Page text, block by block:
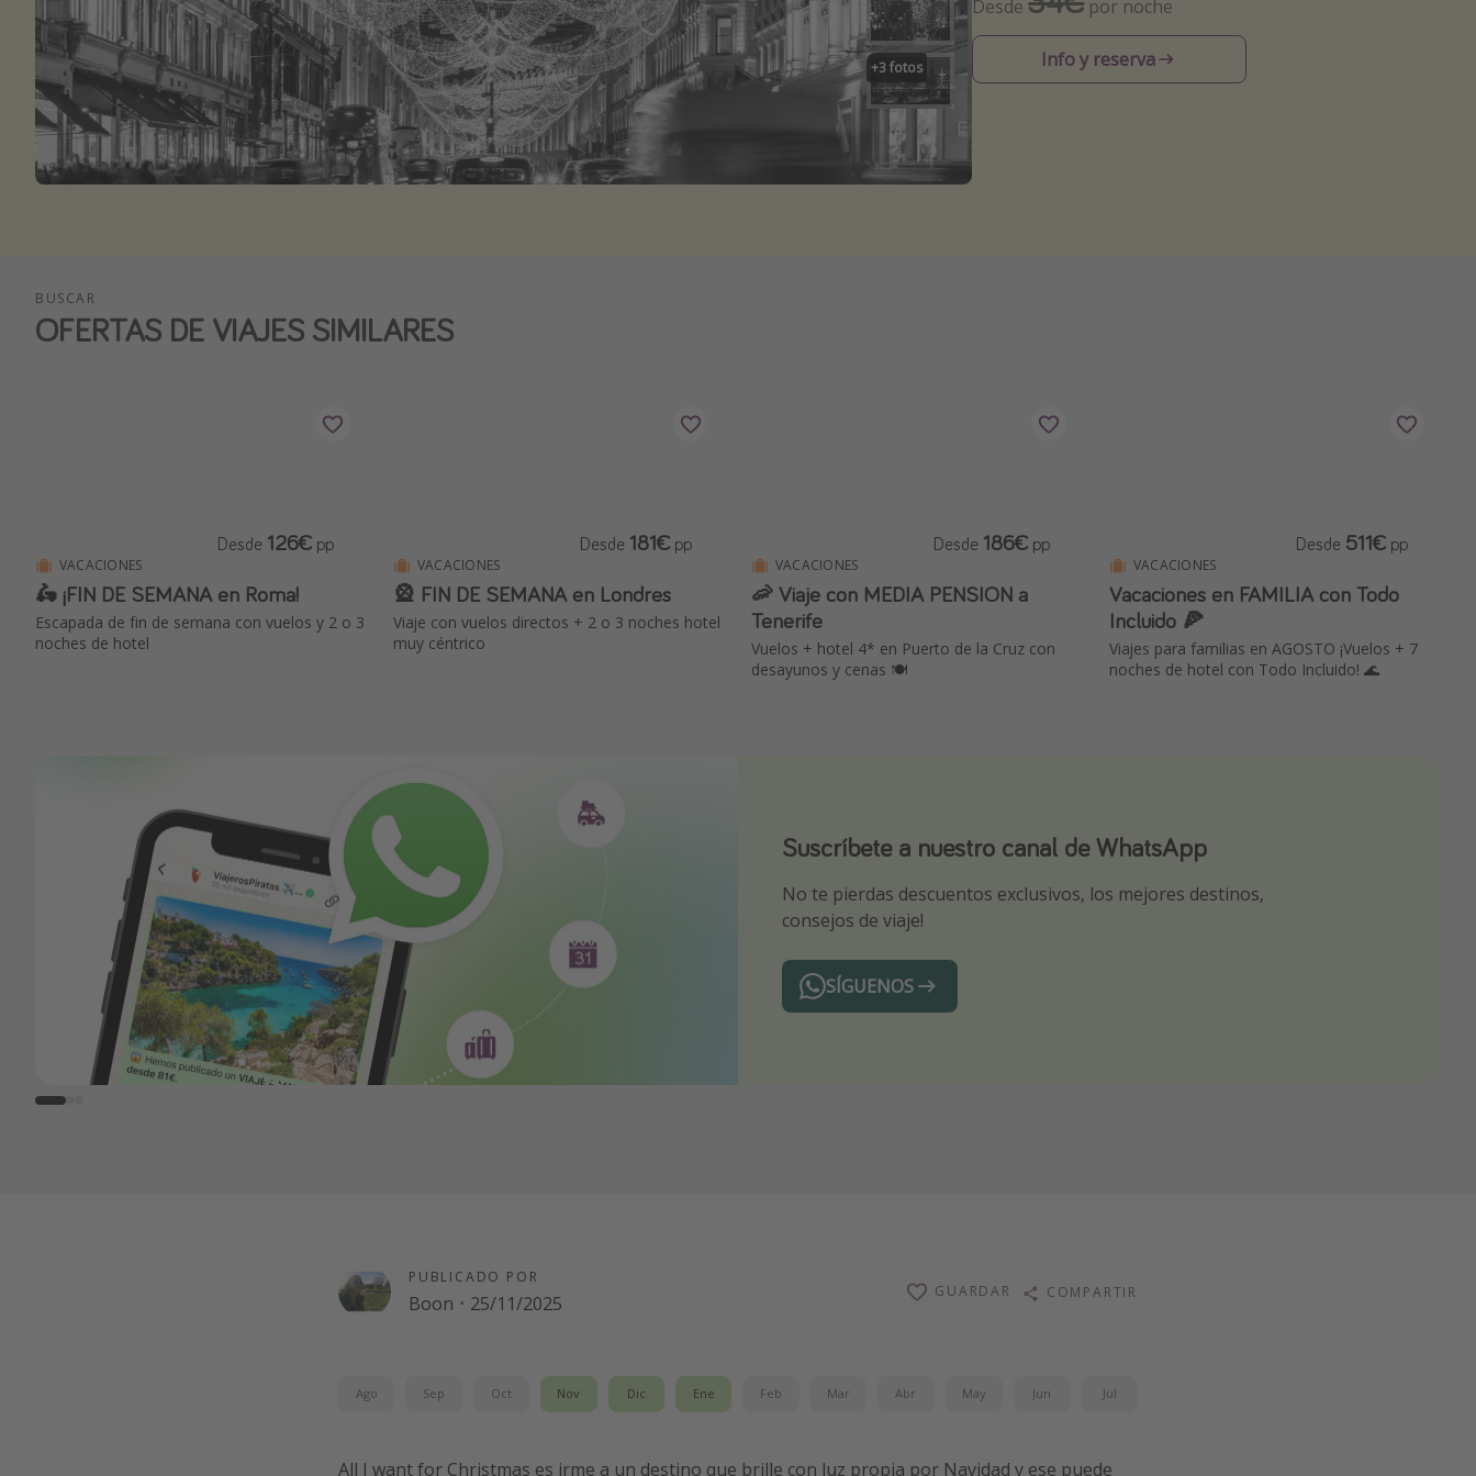
+3fotos
Desde por noche
Info y reserva
BUSCAR
OFERTAS DE VIAJES SIMILARES
VACACIONES
🛵 ¡FIN DE SEMANA en Roma!
Escapada de fin de semana con vuelos y 2 o 3
noches de hotel
Desde 126€ pp
VACACIONES
🎡 FIN DE SEMANA en Londres
Viaje con vuelos directos + 2 o 3 noches hotel
muy céntrico
Desde 181€ pp
VACACIONES
🦐 Viaje con MEDIA PENSIÓN a
Tenerife
Vuelos + hotel 4* en Puerto de la Cruz con
desayunos y cenas 🍽️
Desde 186€ pp
VACACIONES
Vacaciones en FAMILIA con Todo
Incluido 🍕
Viajes para familias en AGOSTO ¡Vuelos + 7
noches de hotel con Todo Incluido! 🌊
Desde 511€ pp
Suscríbete a nuestro canal de WhatsApp
No te pierdas descuentos exclusivos, los mejores destinos,
consejos de viaje!
SÍGUENOS
Descarga nuestra app
Sé el primero en reservar nuestros chollazos
¡Suscríbete a nuestro canal de Telegram!
¡Recibe las mejores ofertas seleccionadas para ti por nuestros
expertos en viajes
Telegram
PUBLICADO POR
Boon · 25/11/2025
GUARDAR COMPARTIR
Ago Sep Oct Nov Dic Ene Feb Mar Abr May Jun Jul
All I want for Christmas es irme a un destino que brille con luz propia por Navidad y ese puede